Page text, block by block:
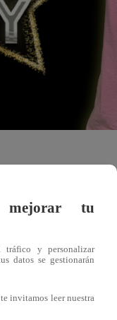
, ha llegado la hora
del martes 28
votarUNA vez
¡Tu opinión es
mejorar tu
y personalizar
datos se gestionarán
invitamos leer nuestra